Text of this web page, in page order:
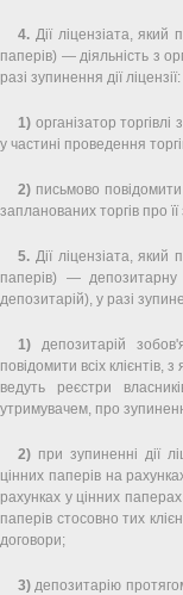
4. Дії ліцензіата,
паперів) — діяльність з
разі зупинення дії ліцензії:
1) організатор
у частині проведення
2) письмово повідомити
запланованих торгів про
5. Дії ліцензіата,
паперів) — депозитарну
депозитарій), у разі
1) депозитарій
повідомити всіх клієнтів,
ведуть реєстри
утримувачем, про
2) при зупиненні дії
цінних паперів на
рахунках у цінних
паперів стосовно тих
договори;
3) депозитарію